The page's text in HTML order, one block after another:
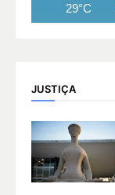
29°C
JUSTIÇA